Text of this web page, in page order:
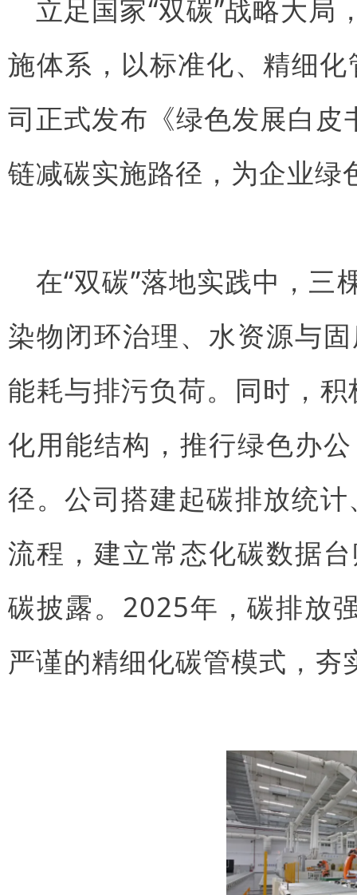
立足国家“双碳”战略大
施体系，以标准化、精细
司正式发布《绿色发展白皮
链减碳实施路径，为企业
在“双碳”落地实践中，
染物闭环治理、水资源与
能耗与排污负荷。同时，
化用能结构，推行绿色办
径。公司搭建起碳排放统
流程，建立常态化碳数据
碳披露。2025年，碳排放
严谨的精细化碳管模式，夯